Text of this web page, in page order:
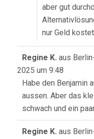
aber gut
nur Geld
Regine K. aus
2025 um 9:48
Habe den Benjamin
aussen. Aber das
schwach und ein
Regine K. aus